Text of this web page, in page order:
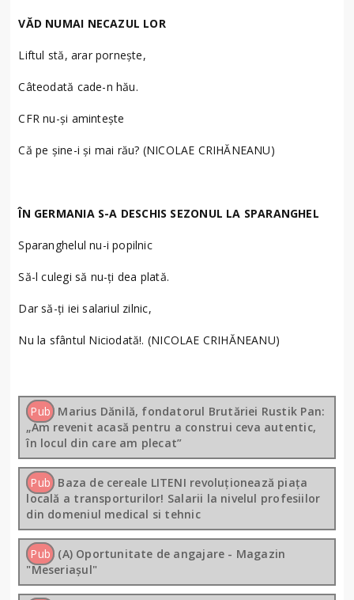
VĂD NUMAI NECAZUL LOR
Liftul stă, arar pornește,
Câteodată cade-n hău.
CFR nu-și amintește
Că pe șine-i și mai rău? (NICOLAE CRIHĂNEANU)
ÎN GERMANIA S-A DESCHIS SEZONUL LA SPARANGHEL
Sparanghelul nu-i popilnic
Să-l culegi să nu-ți dea plată.
Dar să-ți iei salariul zilnic,
Nu la sfântul Niciodată!. (NICOLAE CRIHĂNEANU)
Pub Marius Dănilă, fondatorul Brutăriei Rustik Pan:
„Am revenit acasă pentru a construi ceva autentic,
în locul din care am plecat”
Pub Baza de cereale LITENI revoluționează piața
locală a transporturilor! Salarii la nivelul profesiilor
din domeniul medical si tehnic
Pub (A) Oportunitate de angajare - Magazin
"Meseriașul"